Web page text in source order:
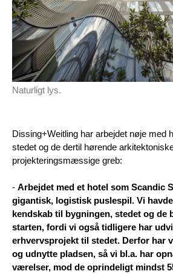
Naturligt lys.
Dissing+Weitling har arbejdet nøje med
stedet og de dertil hørende
projekteringsmæssige greb:
- Arbejdet med et hotel som Scandic
gigantisk, logistisk puslespil. Vi
kendskab til bygningen, stedet og de
starten, fordi vi også tidligere har
erhvervsprojekt til stedet. Derfor har
og udnytte pladsen, så vi bl.a. har
værelser, mod de oprindeligt mindst